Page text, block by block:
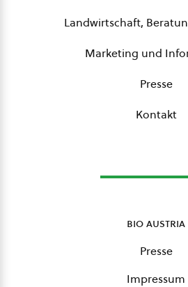
Landwirtschaft,
Marketing und
Presse
Kontakt
bio austria
Presse
Impressum